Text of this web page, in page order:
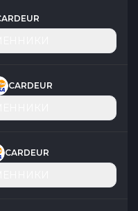
CARDEUR
CARDEUR